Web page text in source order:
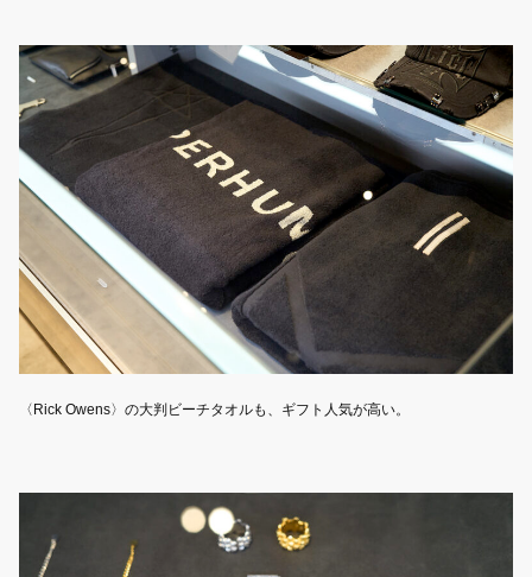
〈Rick Owens〉の大判ビーチタオルも、ギフト人気が高い。